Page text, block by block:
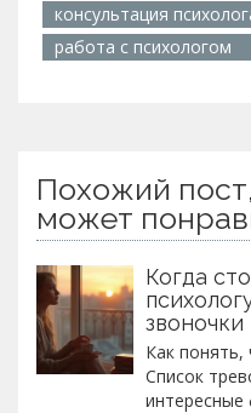
консультация
работа с психологом
Похожий
может
Когда
Как понять,
Список